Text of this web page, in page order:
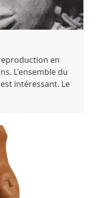
en
L'ensemble du
intéressant. Le